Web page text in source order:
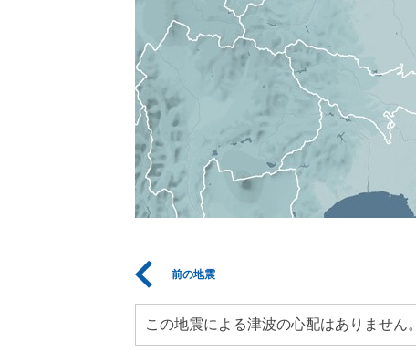
前の地震
この地震による津波の心配はありません。